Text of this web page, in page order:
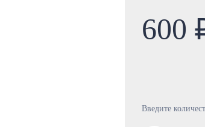
600
Введите